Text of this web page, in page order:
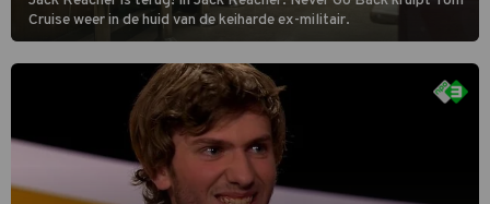
Cruise weer in de huid van de keiharde ex-militair.